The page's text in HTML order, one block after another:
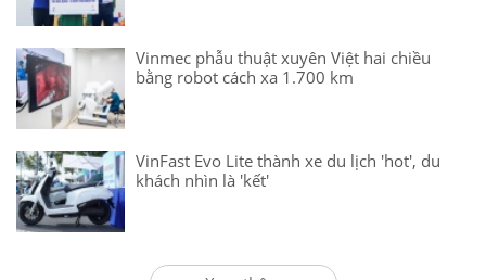
Vinmec phẫu thuật xuyên Việt hai chiều
bằng robot cách xa 1.700 km
VinFast Evo Lite thành xe du lịch 'hot', du
khách nhìn là 'kết'